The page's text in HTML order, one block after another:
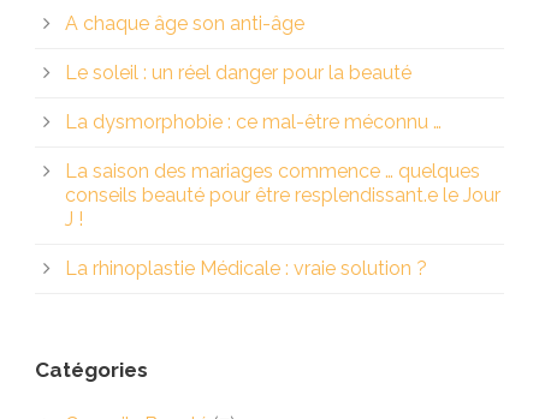
A chaque âge son anti-âge
Le soleil : un réel danger pour la beauté
La dysmorphobie : ce mal-être méconnu …
La saison des mariages commence … quelques
conseils beauté pour être resplendissant.e le Jour
J !
La rhinoplastie Médicale : vraie solution ?
Catégories